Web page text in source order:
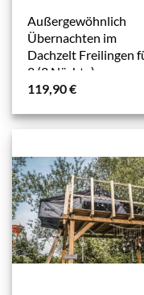
Außergewöhnlich
Übernachten im
Dachzelt Freilingen
2 (2 Nächte)
119,90€